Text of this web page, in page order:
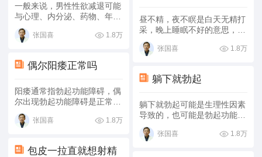
一般来说，男性性欲减退可能
与心理、内分泌、药物、年龄
等因素有关，具体分析如下：
张国喜 1.8万
偶尔阳痿正常吗
阳痿通常指勃起功能障碍，偶
尔出现勃起功能障碍是正常现
象，如果情况相对严重，患者
可以通过药物治疗、手术治
状。
张国喜 1.8万
包皮一拉直就想射精
时间较之前延长。
昼不精，夜不瞑是白天无精打
采，晚上睡眠不好的意思，可
能是作息不规律的非病理因素
引起的，也可能是心阴虚、肾
可以根据具体原因采用生活调
理、药物治疗等方式对症治
张国喜 1.8万
躺下就勃起
躺下就勃起可能是生理性因素
导致的，也可能是勃起功能障
碍、肝经湿热证等病理性因素
引起的。患者可通过药物治
张国喜 1.8万